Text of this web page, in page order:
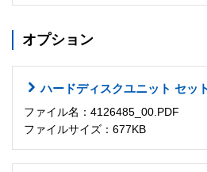
オプション
ハードディスクユニット セッ
ファイル名：4126485_00.PDF
ファイルサイズ：677KB